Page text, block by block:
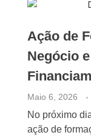
Ação de
Negócio
Maio 6, 2026
No próximo
ação de